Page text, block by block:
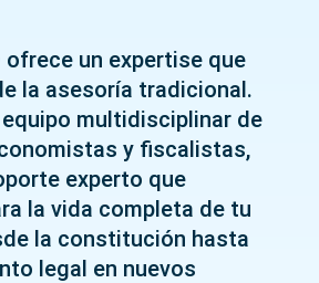
ofrece un expertise que
la asesoría tradicional.
multidisciplinar de
y fiscalistas,
experto que
la vida completa de tu
la constitución hasta
legal en nuevos